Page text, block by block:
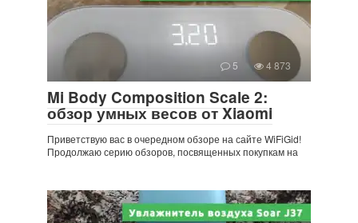
5 4 873
Mi Body Composition Scale 2:
обзор умных весов от Xiaomi
Приветствую вас в очередном обзоре на сайте WiFiGid!
Продолжаю серию обзоров, посвященных покупкам на